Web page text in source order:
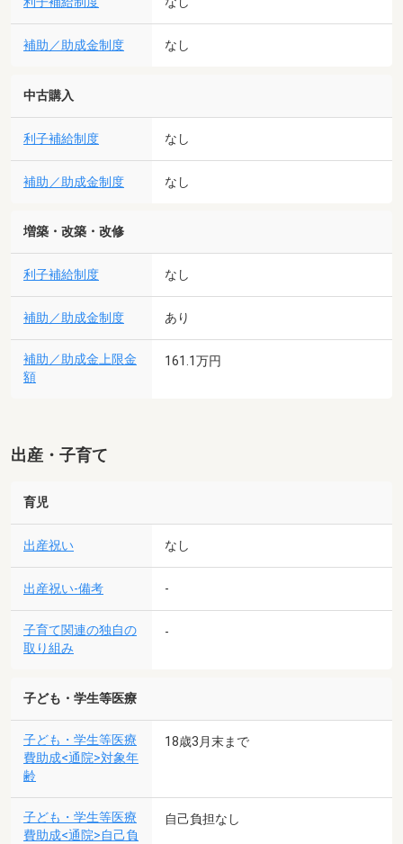
補助／助成金制度 なし
中古購入
利子補給制度 なし
補助／助成金制度 なし
増築・改築・改修
利子補給制度 なし
補助／助成金制度 あり
補助／助成金上限金
額
161.1万円
出産・子育て
育児
出産祝い なし
出産祝い-備考 -
子育て関連の独自の
取り組み
-
子ども・学生等医療
子ども・学生等医療
費助成<通院>対象年
齢
18歳3月末まで
子ども・学生等医療
費助成<通院>自己負
自己負担なし